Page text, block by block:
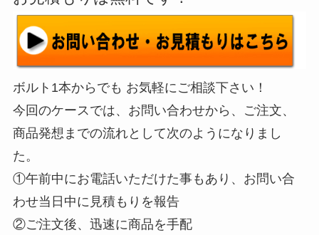
ボルト1本からでも お気軽にご相談下さい！
今回のケースでは、お問い合わせから、ご注文、
商品発想までの流れとして次のようになりまし
た。
①午前中にお電話いただけた事もあり、お問い合
わせ当日中に見積もりを報告
②ご注文後、迅速に商品を手配